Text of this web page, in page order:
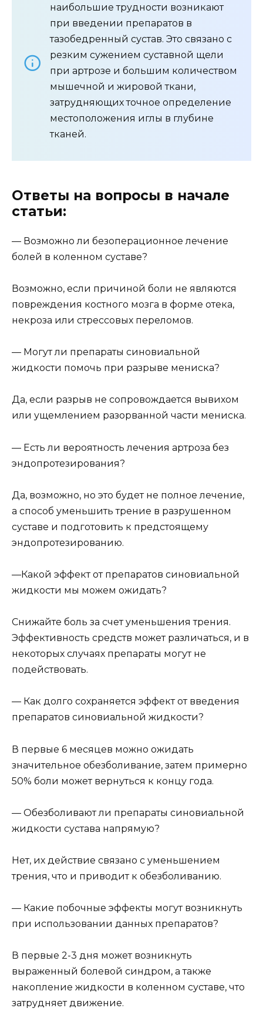
наибольшие трудности возникают
при введении препаратов в
тазобедренный сустав. Это связано с
резким сужением суставной щели
при артрозе и большим количеством
мышечной и жировой ткани,
затрудняющих точное определение
местоположения иглы в глубине
тканей.
Ответы на вопросы в начале
статьи:
— Возможно ли безоперационное лечение
болей в коленном суставе?
Возможно, если причиной боли не являются
повреждения костного мозга в форме отека,
некроза или стрессовых переломов.
— Могут ли препараты синовиальной
жидкости помочь при разрыве мениска?
Да, если разрыв не сопровождается вывихом
или ущемлением разорванной части мениска.
— Есть ли вероятность лечения артроза без
эндопротезирования?
Да, возможно, но это будет не полное лечение,
а способ уменьшить трение в разрушенном
суставе и подготовить к предстоящему
эндопротезированию.
—Какой эффект от препаратов синовиальной
жидкости мы можем ожидать?
Снижайте боль за счет уменьшения трения.
Эффективность средств может различаться, и в
некоторых случаях препараты могут не
подействовать.
— Как долго сохраняется эффект от введения
препаратов синовиальной жидкости?
В первые 6 месяцев можно ожидать
значительное обезболивание, затем примерно
50% боли может вернуться к концу года.
— Обезболивают ли препараты синовиальной
жидкости сустава напрямую?
Нет, их действие связано с уменьшением
трения, что и приводит к обезболиванию.
— Какие побочные эффекты могут возникнуть
при использовании данных препаратов?
В первые 2-3 дня может возникнуть
выраженный болевой синдром, а также
накопление жидкости в коленном суставе, что
затрудняет движение.